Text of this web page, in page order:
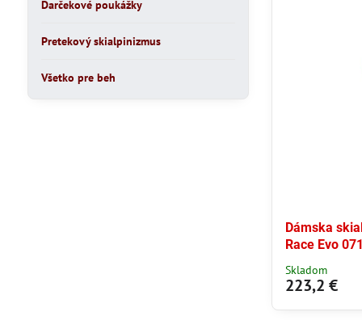
Dámska
Race Evo
Skladom
223,2 €
Darčekové poukážky
Pretekový skialpinizmus
Všetko pre beh